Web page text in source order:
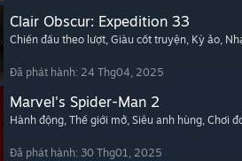
Clair Obscur: Expedition 33
Chiến đấu theo lượt, Giàu cốt truyện, Kỳ ảo,
Đã phát hành: 24 Thg04, 2025
Marvel's Spider-Man 2
Hành động, Thế giới mở, Siêu anh hùng, Chơi
Đã phát hành: 30 Thg01, 2025